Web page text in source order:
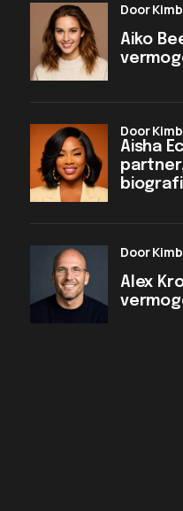
Aiko
door
Aisha
door
Alex
door